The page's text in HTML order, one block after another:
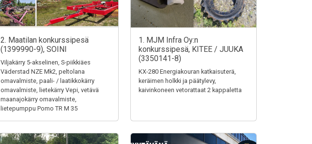
2. Maatilan konkurssipesä
(1399990-9), SOINI
Viljakärry 5-akselinen, S-piikkiäes
Väderstad NZE Mk2, peltolana
omavalmiste, paali- / laatikkokärry
omavalmiste, lietekärry Vepi, vetävä
maanajokärry omavalmiste,
lietepumppu Pomo TR M 35
1. MJM Infra Oy:n
konkurssipesä, KITEE / JUUKA
(3350141-8)
KX-280 Energiakouran katkaisuterä,
keräimen holkki ja päätylevy,
kaivinkoneen vetorattaat 2 kappaletta